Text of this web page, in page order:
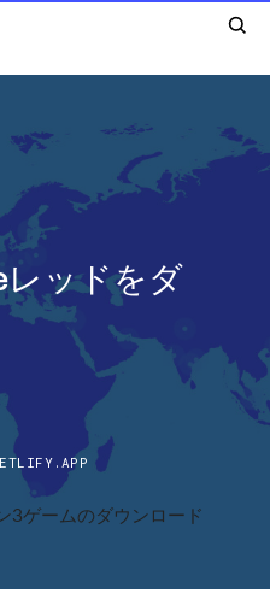
レッドをダ
3ゲームのダウンロード